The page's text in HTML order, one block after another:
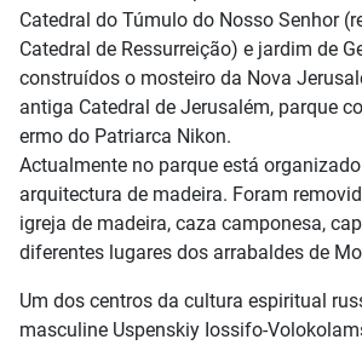
Catedral do Túmulo do Nosso Senhor
Catedral de Ressurreição) e jardim de
construídos o mosteiro da Nova
antiga Catedral de Jerusalém, parque
ermo do Patriarca Nikon.
Actualmente no parque está
arquitectura de madeira. Foram
igreja de madeira, caza camponesa,
diferentes lugares dos arrabaldes de
Um dos centros da cultura espiritual
masculine Uspenskiy Iossifo-